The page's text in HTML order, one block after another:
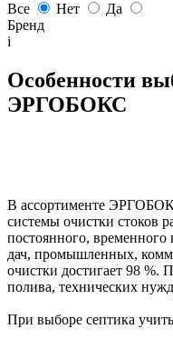
Все
Нет
Да
Бренд
i
Особенности
ЭРГОБОКС
В ассортименте
системы очистки стоков
постоянного,
дач, промышленных,
очистки достигает 98 %.
полива, технических
При выборе септика